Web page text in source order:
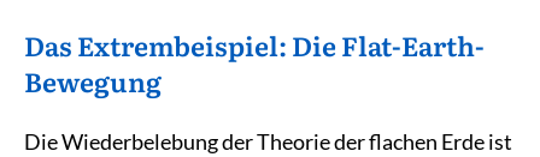
Das Extrembeispiel: Die Flat-Earth-
Bewegung
Die Wiederbelebung der Theorie der flachen Erde ist